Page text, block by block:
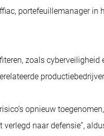
portefeuillemanager in
zoals cyberveiligheid
opnieuw
naar defensie”,